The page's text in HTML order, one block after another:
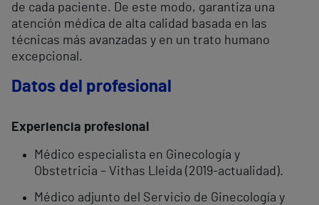
de cada paciente. De este modo, garantiza una
atención médica de alta calidad basada en las
técnicas más avanzadas y en un trato humano
excepcional.
Datos del profesional
Experiencia profesional
Médico especialista en Ginecología y
Obstetricia – Vithas Lleida (2019-actualidad).
Médico adjunto del Servicio de Ginecología y